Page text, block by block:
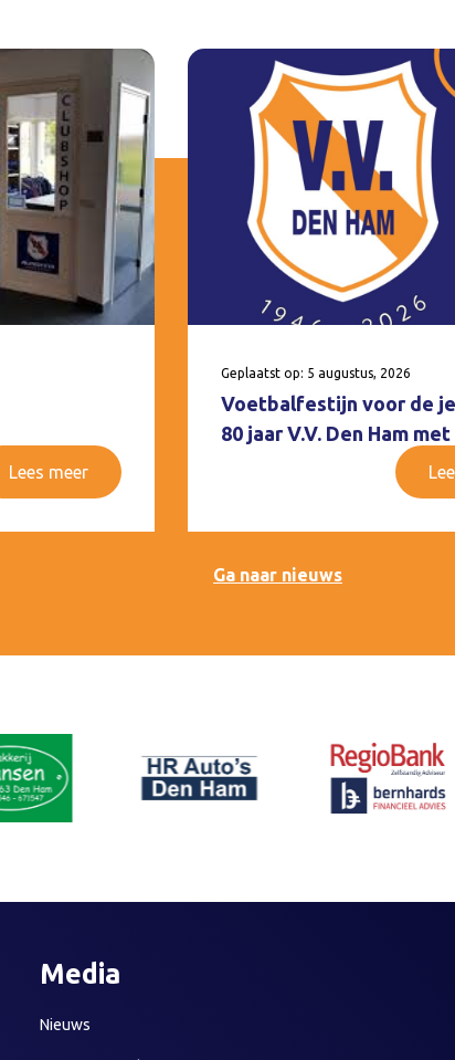
Lees meer
Geplaatst op: 5 augustus, 2026
Voetbalfestijn voor de
80 jaar V.V. Den Ham
Ga naar nieuws
Media
Nieuws